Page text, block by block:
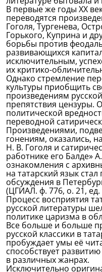
В первые же годы XX
переводятся
Гоголя, Тургенева,
Горького, Куприна и
борьбы против
развивающихся
исключительным,
их критико-
Однако стремление
культуры приобщить
произведениям
препятствия цензуры.
политической
переводной
Произведениями,
гонениям, оказались,
Н. В. Гоголя и
работнике его Балде»
ознакомления с
на татарский язык
обсуждения в
(ЦГИАЛ. ф. 776, о. 21, ед.
Процесс восприятия
русской литературы
политике царизма в
Все больше и больше
русской классики в
пробуждает умы её
способствует
в различных жанрах.
Исключительно